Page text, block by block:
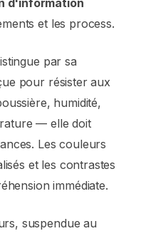
d'information
et les process.
par sa
pour résister aux
humidité,
— elle doit
Les couleurs
et les contrastes
immédiate.
suspendue au